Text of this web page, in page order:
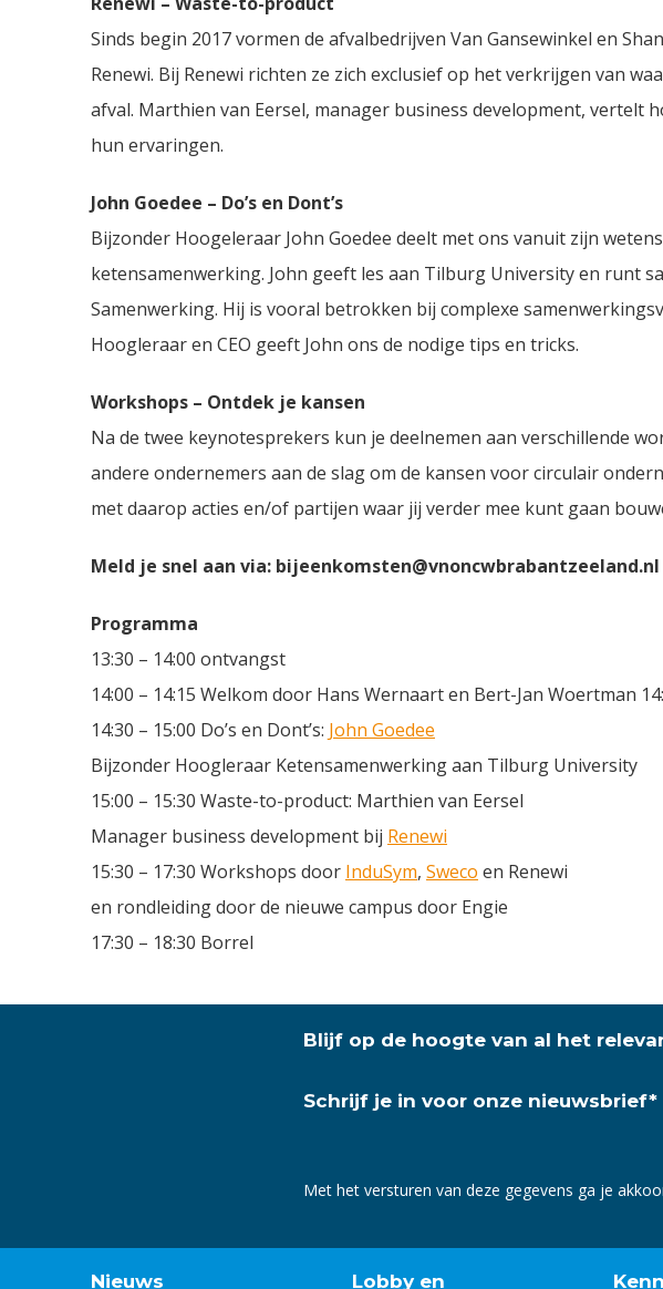
Sinds begin 2017 vormen de afvalbedrijven Van Gansewinkel en
Renewi. Bij Renewi richten ze zich exclusief op het verkrijgen van
afval. Marthien van Eersel, manager business development, vertelt
hun ervaringen.
John Goedee – Do’s en Dont’s
Bijzonder Hoogeleraar John Goedee deelt met ons vanuit zijn
ketensamenwerking. John geeft les aan Tilburg University en runt
Samenwerking. Hij is vooral betrokken bij complexe
Hoogleraar en CEO geeft John ons de nodige tips en tricks.
Workshops – Ontdek je kansen
Na de twee keynotesprekers kun je deelnemen aan verschillende
andere ondernemers aan de slag om de kansen voor circulair
met daarop acties en/of partijen waar jij verder mee kunt gaan
Meld je snel aan via: bijeenkomsten@vnoncwbrabantzeeland.nl
Programma
13:30 – 14:00 ontvangst
14:00 – 14:15 Welkom door Hans Wernaart en Bert-Jan Woertman
14:30 – 15:00 Do’s en Dont’s: John Goedee
Bijzonder Hoogleraar Ketensamenwerking aan Tilburg University
15:00 – 15:30 Waste-to-product: Marthien van Eersel
Manager business development bij Renewi
15:30 – 17:30 Workshops door InduSym, Sweco en Renewi
en rondleiding door de nieuwe campus door Engie
17:30 – 18:30 Borrel
Blijf op de hoogte van al het
Schrijf je in voor onze nieuwsbrief*
Met het versturen van deze gegevens ga je
Nieuws Lobby en